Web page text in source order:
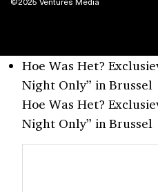
Hoe Was Het?
Night Only” in Brussel
Hoe Was Het?
Night Only” in Brussel